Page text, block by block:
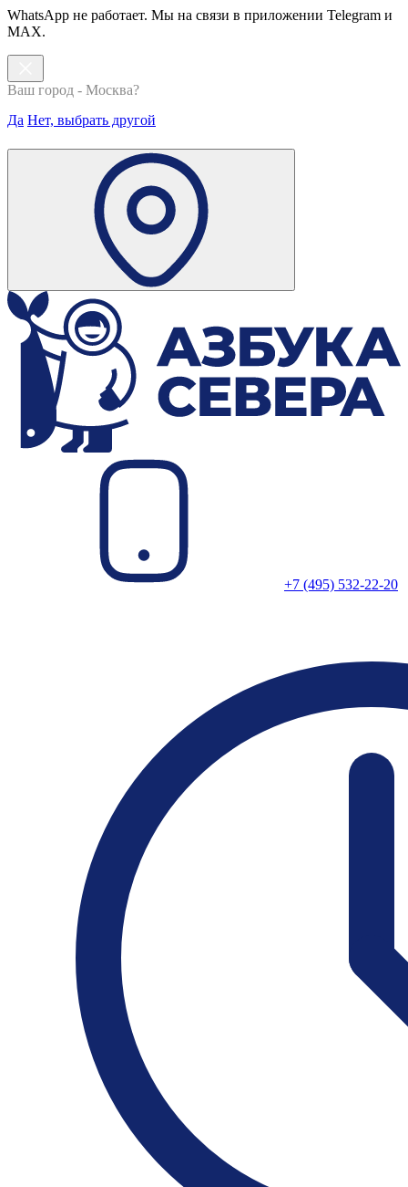
WhatsApp не работает. Мы на связи в приложении Telegram и
MAX.
Ваш город - Москва?
Да Нет, выбрать другой
+7 (495) 532-22-20